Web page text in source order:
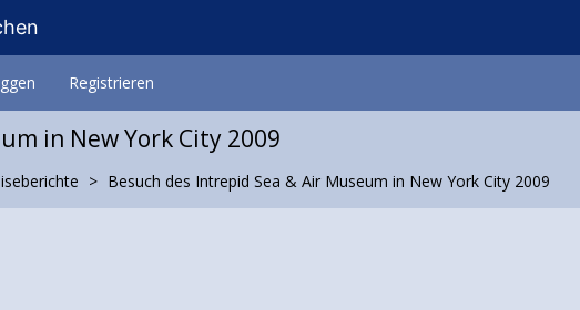
Registrieren
in New York City 2009
Besuch des Intrepid Sea & Air Museum in New York City 2009